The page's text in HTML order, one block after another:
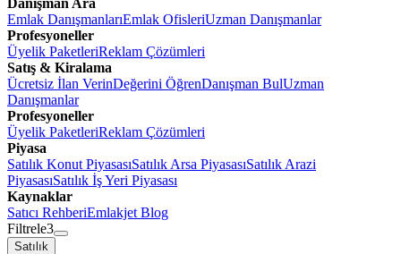
Danışman Ara
Emlak DanışmanlarıEmlak OfisleriUzman Danışmanlar
Profesyoneller
Üyelik PaketleriReklam Çözümleri
Satış & Kiralama
Ücretsiz İlan VerinDeğerini ÖğrenDanışman BulUzman
Danışmanlar
Profesyoneller
Üyelik PaketleriReklam Çözümleri
Piyasa
Satılık Konut PiyasasıSatılık Arsa PiyasasıSatılık Arazi
PiyasasıSatılık İş Yeri Piyasası
Kaynaklar
Satıcı RehberiEmlakjet Blog
Filtrele3
Satılık